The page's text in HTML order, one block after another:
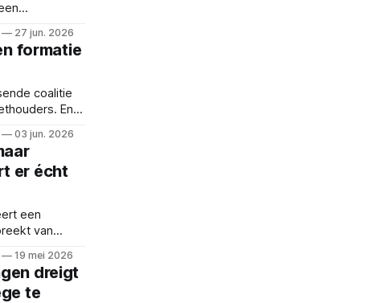
presenteren
één nieuw
27 jun. 2026
formatie
coalitie
En
deze
03 jun. 2026
er écht
een
van
naar
19 mei 2026
dreigt
te